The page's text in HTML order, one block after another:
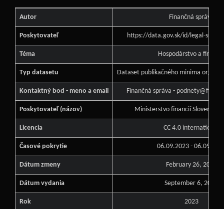
Autor Finančná správa
Poskytovateľ https://data.gov.sk/id/legal-
Téma Hospodárstvo a
Typ datasetu Dataset publikačného minima orgánu
Kontaktný bod - meno a email Finančná správa -
Poskytovateľ (názov) Ministerstvo financií Slovenskej
Licencia CC 4.0 international
Časové pokrytie 06.09.2023 -
Dátum zmeny February 26, 2025
Dátum vydania September 6, 2023
Rok 2023